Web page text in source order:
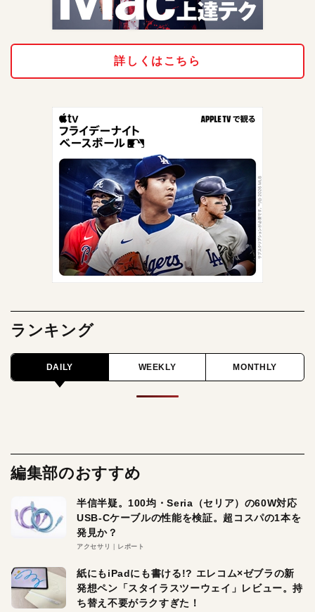
詳しくはこちら
ランキング
DAILY WEEKLY MONTHLY
編集部のおすすめ
半信半疑。100均・Seria（セリア）の60W対応
USB-Cケーブルの性能を検証。超コスパの1本を
発見か？
アクセサリ レポート
紙にもiPadにも書ける!? エレコム×ゼブラの新
発想ペン「スタイラスツーウェイ」レビュー。持
ち替え不要がラクすぎた！